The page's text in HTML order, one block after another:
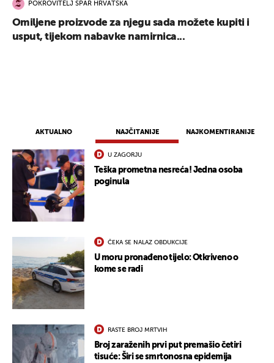
AKTUALNO NAJČITANIJE NAJKOMENTIRANIJE
U ZAGORJU
Teška prometna nesreća! Jedna osoba
poginula
ČEKA SE NALAZ OBDUKCIJE
U moru pronađeno tijelo: Otkriveno o
kome se radi
RASTE BROJ MRTVIH
Broj zaraženih prvi put premašio četiri
tisuće: Širi se smrtonosna epidemija
POKROVITELJ SPAR HRVATSKA
Omiljene proizvode za njegu sada možete kupiti i
usput, tijekom nabavke namirnica...